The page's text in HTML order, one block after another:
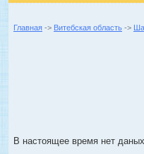
Главная -> Витебская область ->
В настоящее время нет